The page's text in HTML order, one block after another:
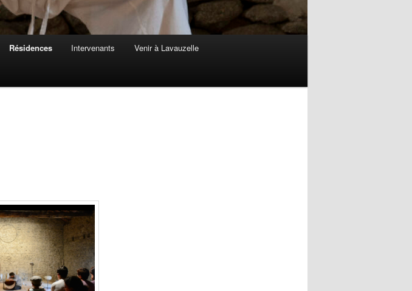
Résidences Intervenants Venir à Lavauzelle